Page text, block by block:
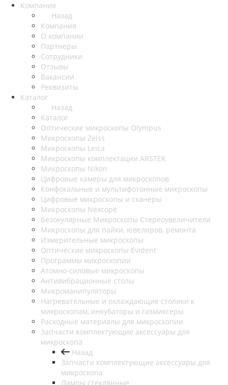
Компания
Назад
Компания
О компании
Партнеры
Сотрудники
Отзывы
Вакансии
Реквизиты
Каталог
Назад
Каталог
Оптические микроскопы Olympus
Микроскопы Zeiss
Микроскопы Leica
Микроскопы комплектации ARSTEK
Микроскопы Nikon
Цифровые камеры для микроскопов
Конфокальные и мультифотонные микроскопы
Цифровые микроскопы и сканеры
Микроскопы Nexcope
Безокулярные Микроскопы Стереоувеличители
Микроскопы для пайки, ювелиров, ремонта
Измерительные микроскопы
Оптические микроскопы Evident
Программы микроскопии
Атомно-силовые микроскопы
Антивибрационные столы
Микроманипуляторы
Нагревательные и охлаждающие столики к
микроскопам, инкубаторы и газмиксеры
Расходные материалы для микроскопии
Запчасти комплектующие аксессуары для
микроскопа
Назад
Запчасти комплектующие аксессуары для
микроскопа
Лампы стеклянные